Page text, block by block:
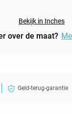
Bekijk in Inches
over de maat?
Geld-terug-garantie